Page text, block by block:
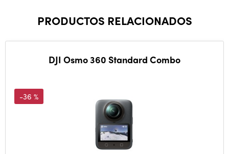
PRODUCTOS RELACIONADOS
DJI Osmo 360 Standard Combo
-36 %